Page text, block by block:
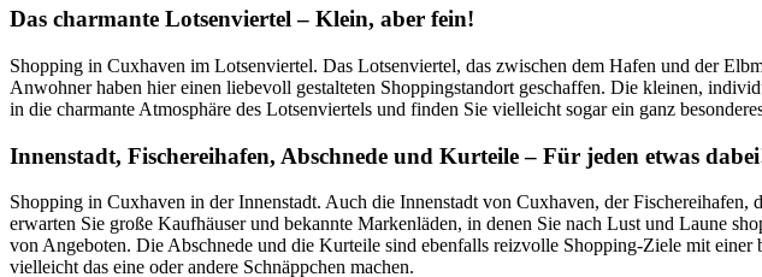
Das charmante Lotsenviertel – Klein, aber fein!
Shopping in Cuxhaven im Lotsenviertel. Das Lotsenviertel, das zwischen dem Hafen und der
Anwohner haben hier einen liebevoll gestalteten Shoppingstandort geschaffen. Die kleinen,
in die charmante Atmosphäre des Lotsenviertels und finden Sie vielleicht sogar ein ganz
Innenstadt, Fischereihafen, Abschnede und Kurteile – Für jeden etwas
Shopping in Cuxhaven in der Innenstadt. Auch die Innenstadt von Cuxhaven, der
erwarten Sie große Kaufhäuser und bekannte Markenläden, in denen Sie nach Lust und Laune
von Angeboten. Die Abschnede und die Kurteile sind ebenfalls reizvolle Shopping-Ziele mit
vielleicht das eine oder andere Schnäppchen machen.